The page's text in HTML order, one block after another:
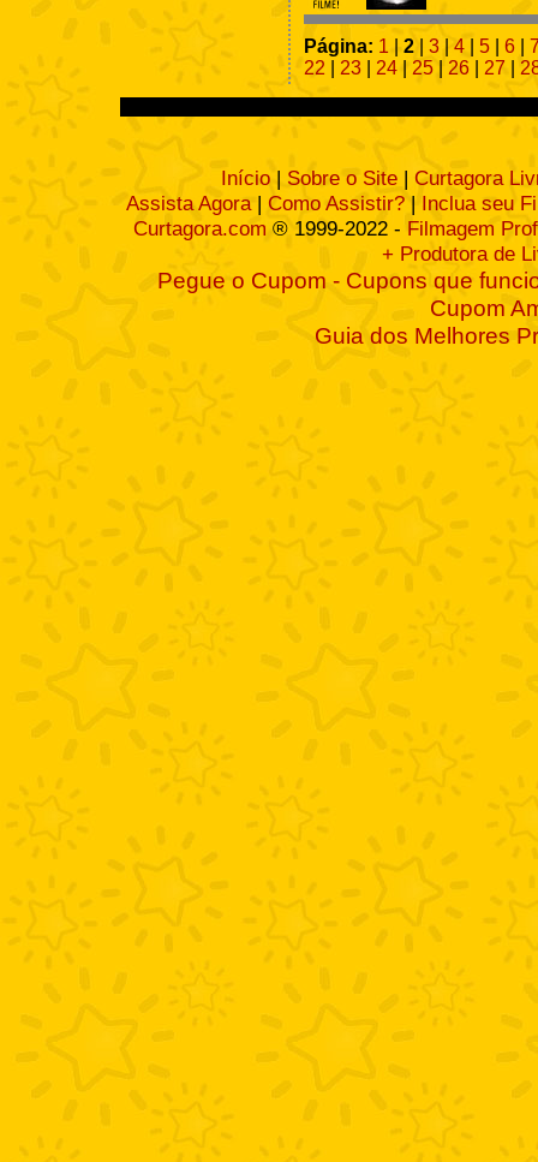
Página: 1 2 3 4 5 6
22
23 24 25 26 27
Início | Sobre o Site | Curtagora
Assista Agora| Como Assistir? | Inclua seu
Curtagora.com ® 1999-2022 - Filmagem
+ Produtora de
Pegue o Cupom - Cupons que
Cupom
Guia dos Melhores